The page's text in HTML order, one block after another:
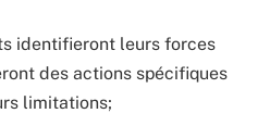
identifieront leurs forces
des actions spécifiques
limitations;